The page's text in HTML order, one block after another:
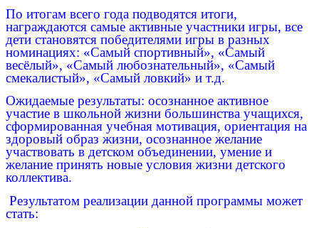
По итогам всего года подводятся итоги,
награждаются самые активные участники игры, все
дети становятся победителями игры в разных
номинациях: «Самый спортивный», «Самый
весёлый», «Самый любознательный», «Самый
смекалистый», «Самый ловкий» и т.д.
Ожидаемые результаты: осознанное активное
участие в школьной жизни большинства учащихся,
сформированная учебная мотивация, ориентация на
здоровый образ жизни, осознанное желание
участвовать в детском объединении, умение и
желание принять новые условия жизни детского
коллектива.
Результатом реализации данной программы может
стать: